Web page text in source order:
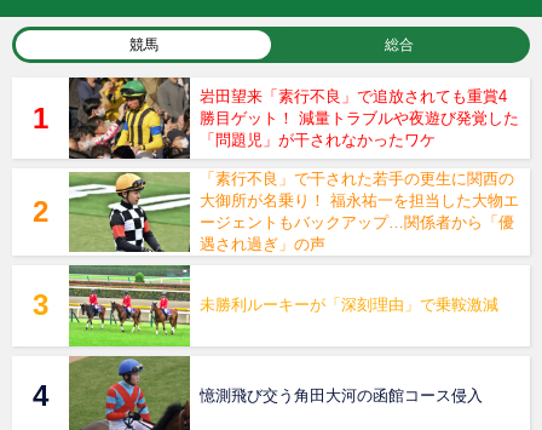
競馬 総合
岩田望来「素行不良」で追放されても重賞4
勝目ゲット！ 減量トラブルや夜遊び発覚した
「問題児」が干されなかったワケ
「素行不良」で干された若手の更生に関西の
大御所が名乗り！ 福永祐一を担当した大物エ
ージェントもバックアップ…関係者から「優
遇され過ぎ」の声
未勝利ルーキーが「深刻理由」で乗鞍激減
憶測飛び交う角田大河の函館コース侵入